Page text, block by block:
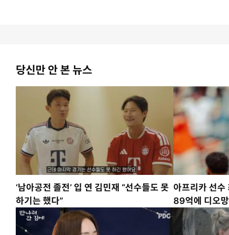
당신만 안 본 뉴스
‘남아공전 졸전’ 입 연 김민재 “선수들도 못
하기는 했다”
아프리카 선
89억에 디오